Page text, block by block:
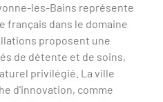
les-Bains représente
français dans le domaine
proposent une
de détente et de soins,
privilégié. La ville
d'innovation, comme